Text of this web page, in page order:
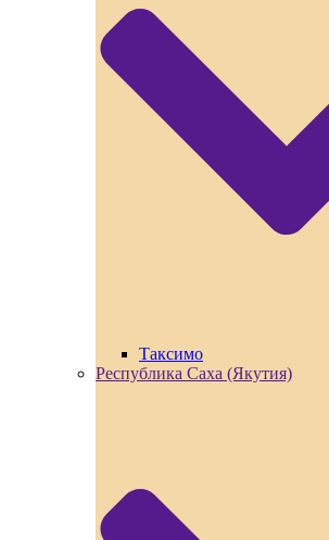
Таксимо
Республика Саха (Якутия)